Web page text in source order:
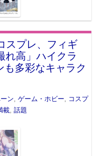
スプレ、フィギ
れ高」ハイクラ
も多彩なキャラク
ン ゲーム・ホビー
コスプ
載 話題